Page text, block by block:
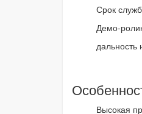
Срок
Демо-
Высокая